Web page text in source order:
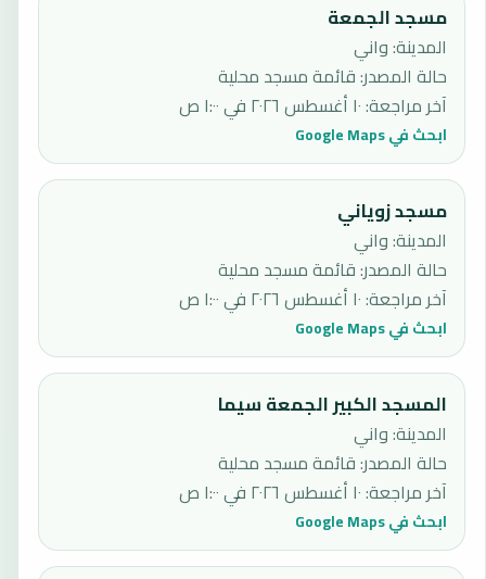
مسجد الجمعة
المدينة: واني
حالة المصدر:قائمة مسجد محلية
آخر مراجعة:١٠ أغسطس ٢٠٢٦ في ١:٠٠ ص
ابحث في Google Maps
مسجد زوياني
المدينة: واني
حالة المصدر:قائمة مسجد محلية
آخر مراجعة:١٠ أغسطس ٢٠٢٦ في ١:٠٠ ص
ابحث في Google Maps
المسجد الكبير الجمعة سيما
المدينة: واني
حالة المصدر:قائمة مسجد محلية
آخر مراجعة:١٠ أغسطس ٢٠٢٦ في ١:٠٠ ص
ابحث في Google Maps